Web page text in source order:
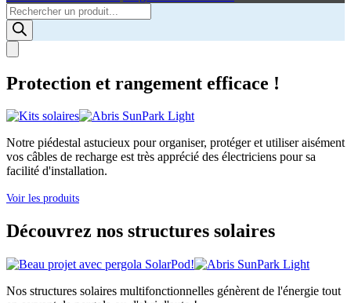
Products
search
Protection et rangement efficace !
Notre piédestal astucieux pour organiser, protéger et utiliser aisément
vos câbles de recharge est très apprécié des électriciens pour sa
facilité d'installation.
Voir les produits
Découvrez nos structures solaires
Nos structures solaires multifonctionnelles génèrent de l'énergie tout